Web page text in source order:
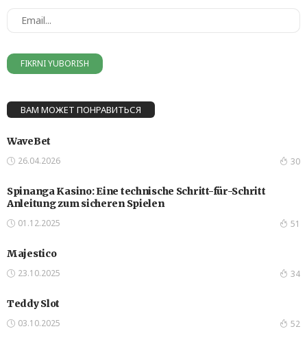
ВАМ МОЖЕТ ПОНРАВИТЬСЯ
WaveBet
26.04.2026 30
Spinanga Kasino: Eine technische Schritt-für-Schritt
Anleitung zum sicheren Spielen
01.12.2025 51
Majestico
23.10.2025 34
Teddy Slot
03.10.2025 52